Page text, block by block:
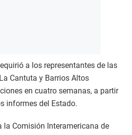
a los representantes de las
Cantuta y Barrios Altos
en cuatro semanas, a partir
informes del Estado.
la Comisión Interamericana de